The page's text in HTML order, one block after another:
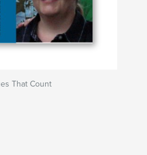
That Count